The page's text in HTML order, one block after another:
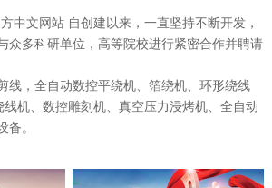
中文网站 自创建以来，一直坚持不断开发，
众多科研单位，高等院校进行紧密合作并聘请
线，全自动数控平绕机、箔绕机、环形绕线
机、数控雕刻机、真空压力浸烤机、全自动
备。